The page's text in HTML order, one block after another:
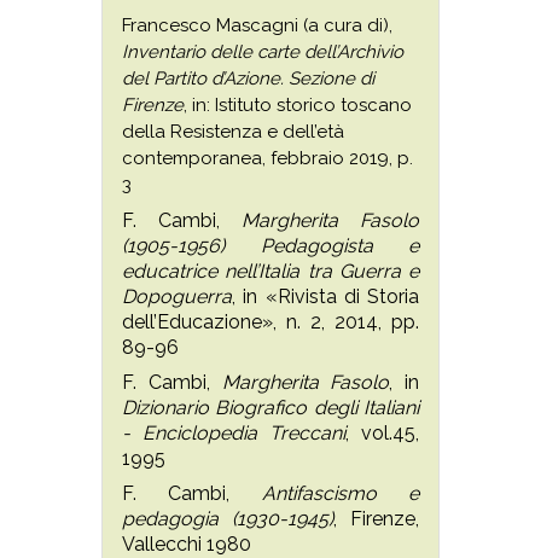
Francesco Mascagni (a cura di),
Inventario delle carte dell’Archivio
del Partito d’Azione. Sezione di
Firenze, in: Istituto storico toscano
della Resistenza e dell’età
contemporanea, febbraio 2019, p.
3
F. Cambi, Margherita Fasolo
(1905-1956) Pedagogista e
educatrice nell’Italia tra Guerra e
Dopoguerra, in «Rivista di Storia
dell’Educazione», n. 2, 2014, pp.
89-96
F. Cambi, Margherita Fasolo, in
Dizionario Biografico degli Italiani
- Enciclopedia Treccani, vol.45,
1995
F. Cambi, Antifascismo e
pedagogia (1930-1945), Firenze,
Vallecchi 1980